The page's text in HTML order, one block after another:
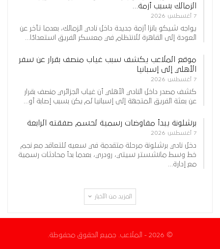
الزمالك بسبب أزمة…
7 أغسطس 2026
يواجه شيكو بانزا أزمة جديدة داخل نادي الزمالك، بعدما تأخر عن
العودة إلى القاهرة للانتظام في معسكر الفريق استعدادًا…
موقع الملاعب يكشف سبب غياب منصف بقرار عن سفر
الأهلي إلى إسبانيا
7 أغسطس 2026
كشف مصدر داخل النادي الأهلي أن غياب الجزائري منصف بقرار
عن بعثة الفريق المتجهة إلى إسبانيا لم يكن بسبب إصابة أو…
برشلونة يبدأ مفاوضات رسمية لحسم صفقته الرابعة
7 أغسطس 2026
دخل نادي برشلونة مرحلة متقدمة في سعيه للتعاقد مع نجم
خط وسط مانشستر سيتي، رودري، بعدما بدأ محادثات رسمية
مع إدارة…
المزيد من الأخبار
© 2026 - الملاعب. جميع الحقوق محفوظة.